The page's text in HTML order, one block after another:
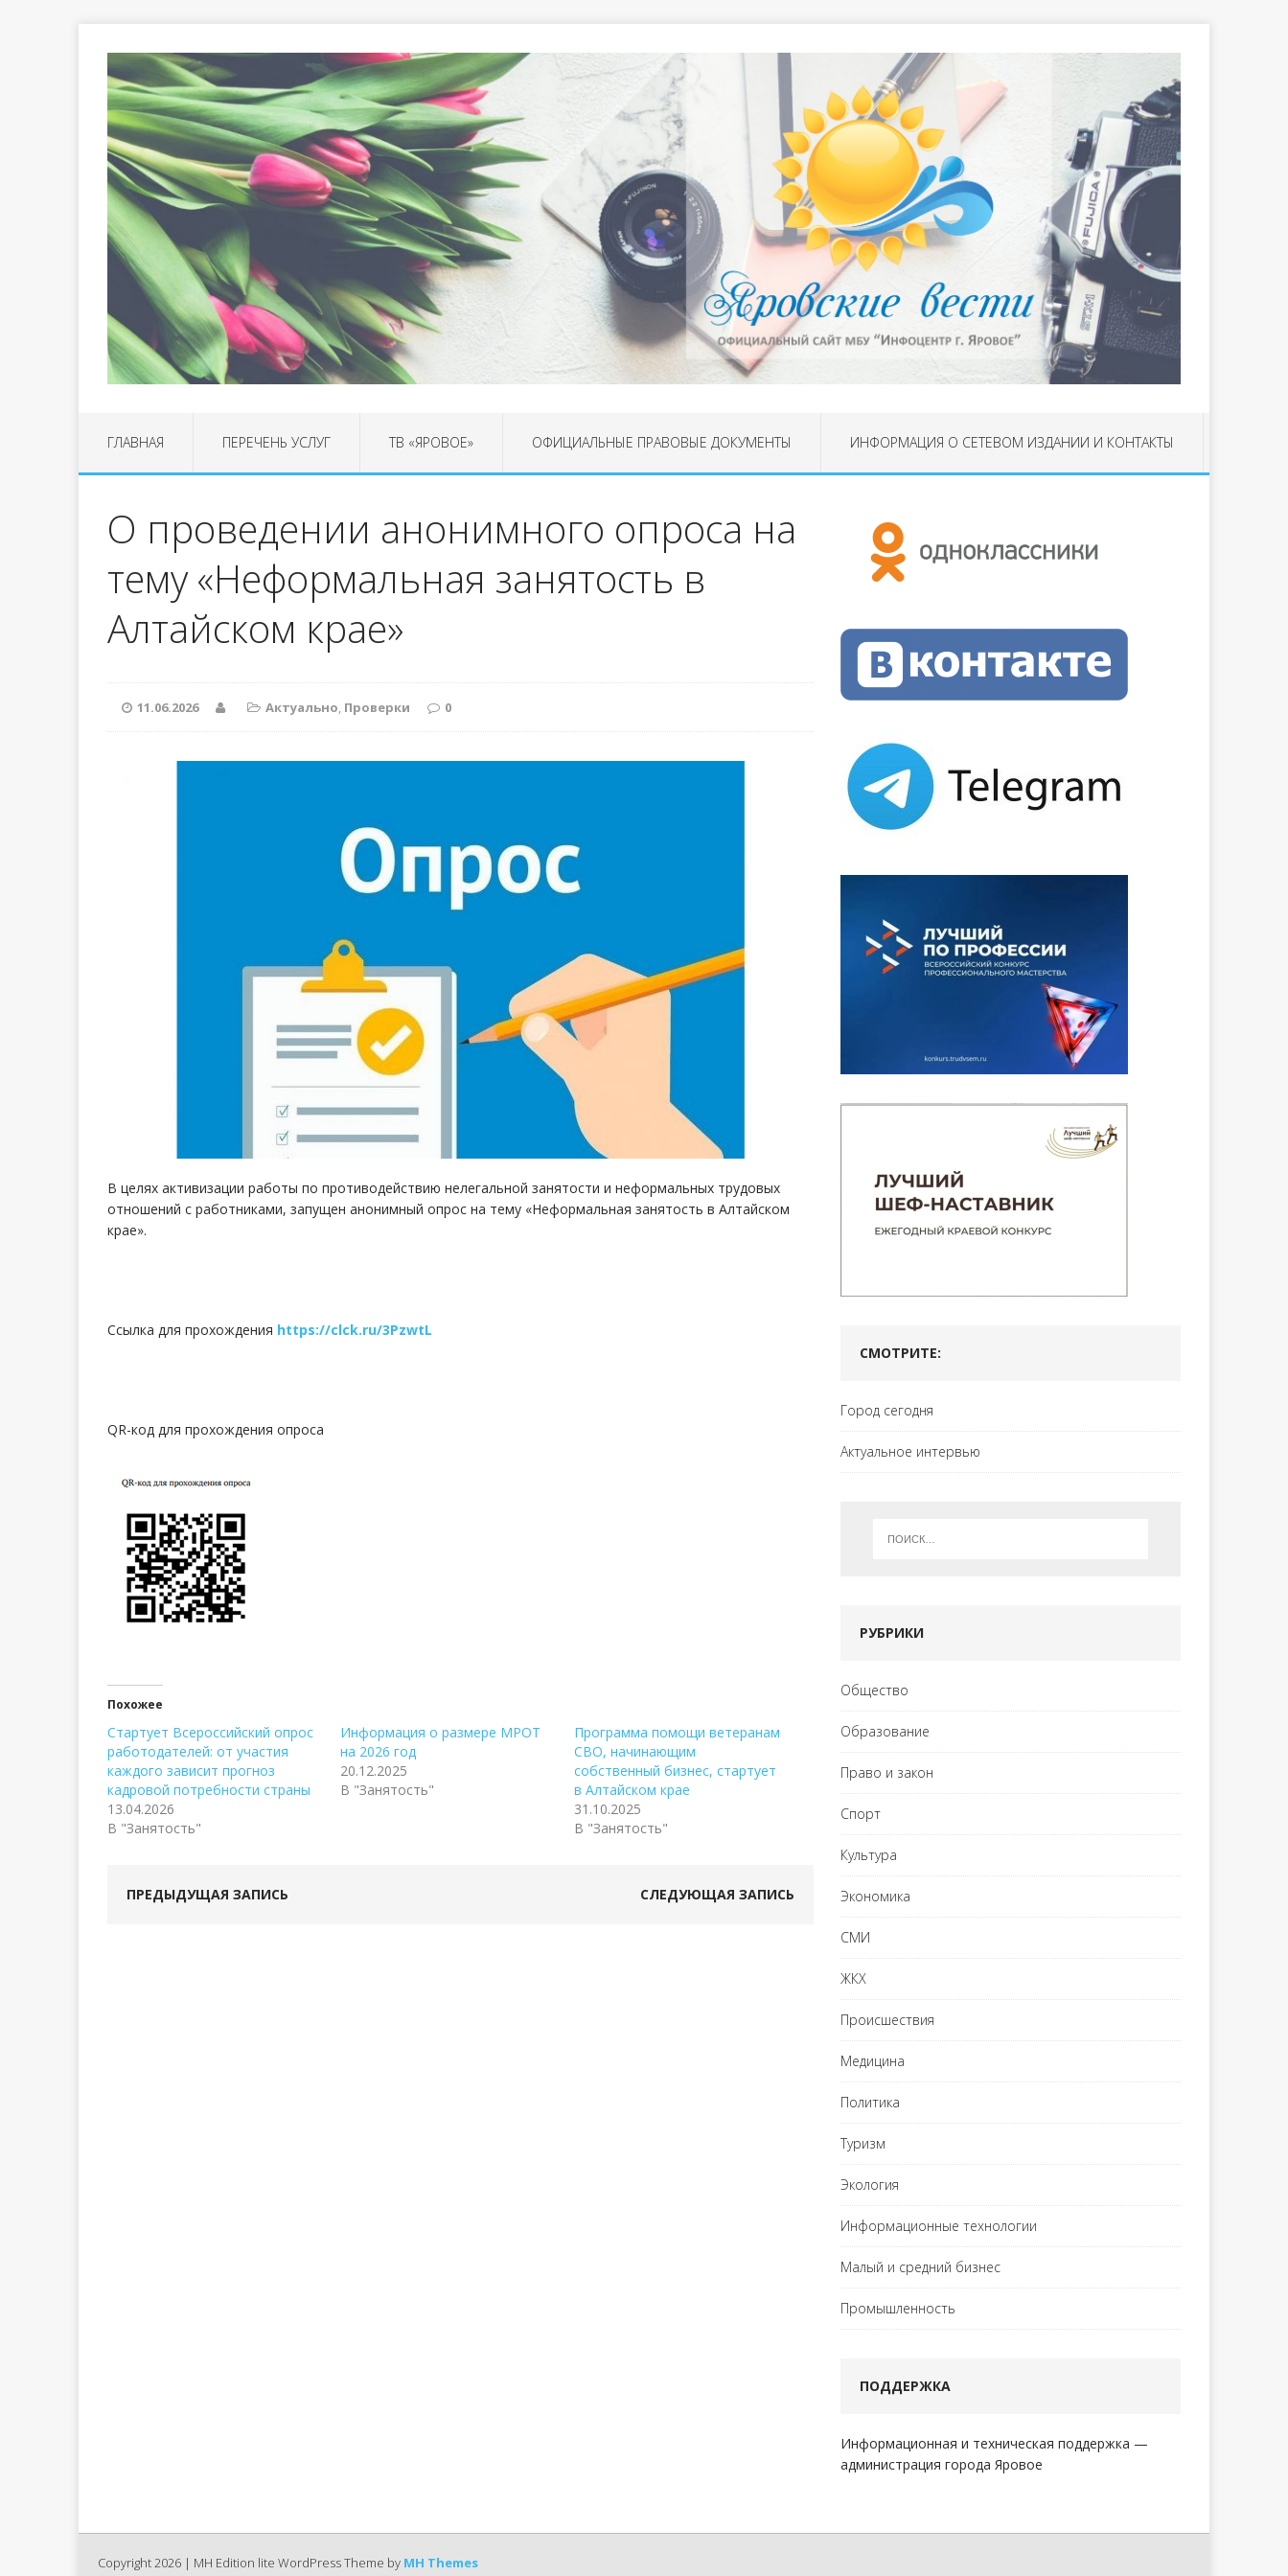
ГЛАВНАЯ ПЕРЕЧЕНЬ УСЛУГ ТВ «ЯРОВОЕ» ОФИЦИАЛЬНЫЕ ПРАВОВЫЕ ДОКУМЕНТЫ ИНФОРМАЦИЯ О СЕТЕВОМ ИЗДАНИИ И КОНТАКТЫ
О проведении анонимного опроса на
тему «Неформальная занятость в
Алтайском крае»
11.06.2026 Актуально, Проверки 0
В целях активизации работы по противодействию нелегальной занятости и неформальных трудовых
отношений с работниками, запущен анонимный опрос на тему «Неформальная занятость в Алтайском
крае».
Ссылка для прохождения https://clck.ru/3PzwtL
QR-код для прохождения опроса
Похожее
Стартует Всероссийский опрос
работодателей: от участия
каждого зависит прогноз
кадровой потребности страны
13.04.2026
В "Занятость"
Информация о размере МРОТ
на 2026 год
20.12.2025
В "Занятость"
Программа помощи ветеранам
СВО, начинающим
собственный бизнес, стартует
в Алтайском крае
31.10.2025
В "Занятость"
ПРЕДЫДУЩАЯ ЗАПИСЬ СЛЕДУЮЩАЯ ЗАПИСЬ
СМОТРИТЕ:
Город сегодня
Актуальное интервью
РУБРИКИ
Общество
Образование
Право и закон
Спорт
Культура
Экономика
СМИ
ЖКХ
Происшествия
Медицина
Политика
Туризм
Экология
Информационные технологии
Малый и средний бизнес
Промышленность
ПОДДЕРЖКА
Информационная и техническая поддержка —
администрация города Яровое
Copyright 2026 | MH Edition lite WordPress Theme by MH Themes